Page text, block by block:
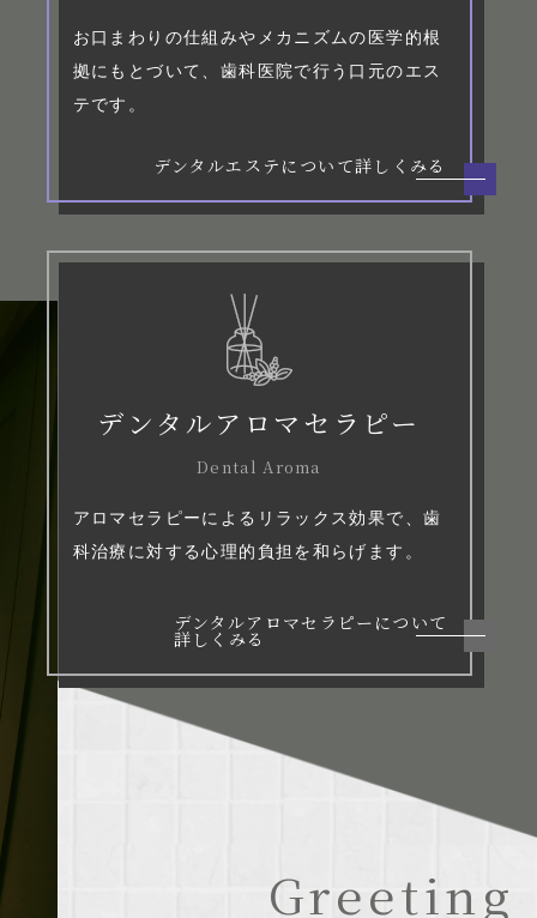
お口まわりの仕組みやメカニズムの医学的根
拠にもとづいて、歯科医院で行う口元のエス
テです。
デンタルエステについて詳しくみる
デンタルアロマセラピー
Dental Aroma
アロマセラピーによるリラックス効果で、歯
科治療に対する心理的負担を和らげます。
デンタルアロマセラピーについて
詳しくみる
Greeting